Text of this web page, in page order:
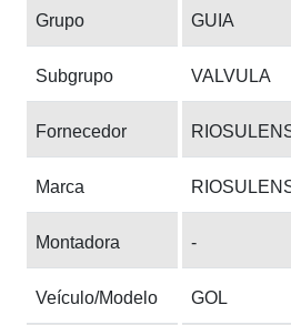
Grupo GUIA
Subgrupo VALVULA
Fornecedor
Marca
Montadora -
Veículo/Modelo GOL